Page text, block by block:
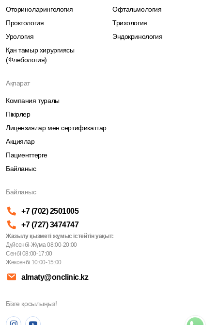
Оториноларингология
Офтальмология
Проктология
Трихология
Урология
Эндокринология
Қан тамыр хирургиясы
(Флебология)
Ақпарат
Компания туралы
Пікірлер
Лицензиялар мен сертификаттар
Акциялар
Пациенттерге
Байланыс
Байланыс
+7 (702) 2501005
+7 (727) 3474747
Жазылу қызметі жұмыс істейтін уақыт:
Дүйсенбі-Жұма 08:00-20:00
Сенбі 08:00-17:00
Жексенбі 10:00-15:00
almaty@onclinic.kz
Бізге қосылыңыз!